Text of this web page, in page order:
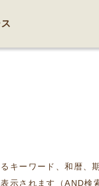
キーワード、和暦
示されます（AND検